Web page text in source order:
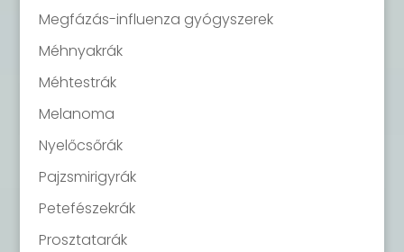
Megfázás-influenza gyógyszerek
Méhnyakrák
Méhtestrák
Melanoma
Nyelőcsőrák
Pajzsmirigyrák
Petefészekrák
Prosztatarák